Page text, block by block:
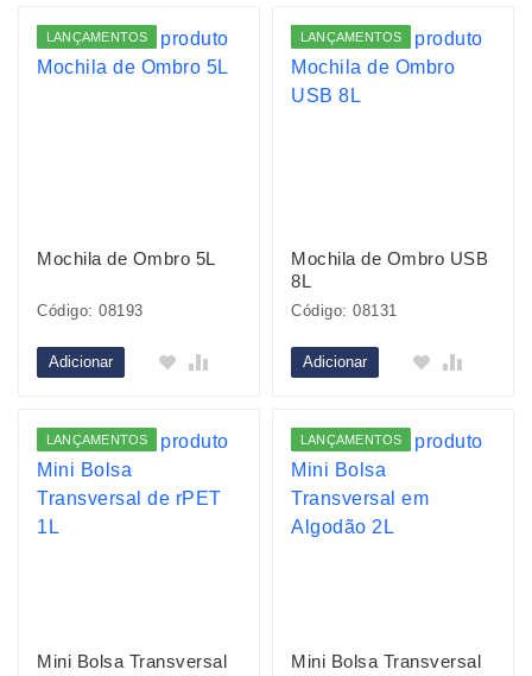
LANÇAMENTOS
Mochila de Ombro 5L
Código: 08193
Adicionar
LANÇAMENTOS
Mochila de Ombro USB
8L
Código: 08131
Adicionar
LANÇAMENTOS
Mini Bolsa Transversal
LANÇAMENTOS
Mini Bolsa Transversal